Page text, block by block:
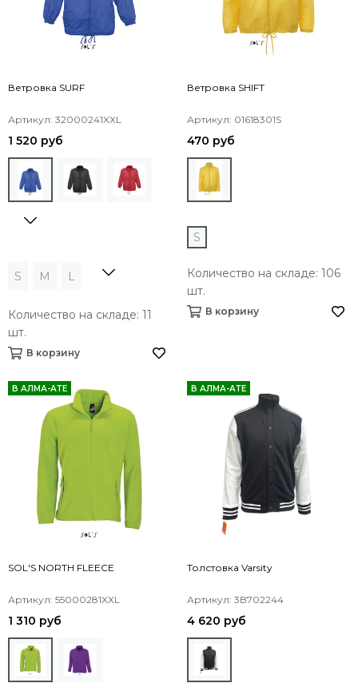
Ветровка SURF
Артикул: 32000241XXL
1 520 руб
S M L
Количество на складе: 11
шт.
В корзину
Ветровка SHIFT
Артикул: 01618301S
470 руб
S
Количество на складе: 106
шт.
В корзину
В АЛМА-АТЕ
SOL'S NORTH FLEECE
Артикул: 55000281XXL
1 310 руб
В АЛМА-АТЕ
Толстовка Varsity
Артикул: 3B702244
4 620 руб